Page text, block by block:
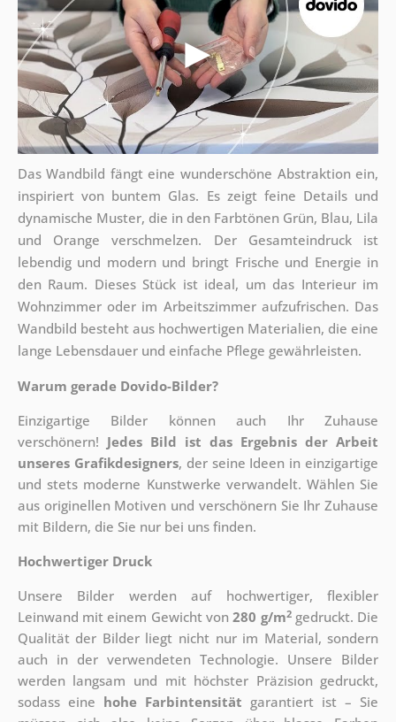
Das Wandbild fängt eine wunderschöne Abstraktion ein,
inspiriert von buntem Glas. Es zeigt feine Details und
dynamische Muster, die in den Farbtönen Grün, Blau, Lila
und Orange verschmelzen. Der Gesamteindruck ist
lebendig und modern und bringt Frische und Energie in
den Raum. Dieses Stück ist ideal, um das Interieur im
Wohnzimmer oder im Arbeitszimmer aufzufrischen. Das
Wandbild besteht aus hochwertigen Materialien, die eine
lange Lebensdauer und einfache Pflege gewährleisten.
Warum gerade Dovido-Bilder?
Einzigartige Bilder können auch Ihr Zuhause
verschönern! Jedes Bild ist das Ergebnis der Arbeit
unseres Grafikdesigners, der seine Ideen in einzigartige
und stets moderne Kunstwerke verwandelt. Wählen Sie
aus originellen Motiven und verschönern Sie Ihr Zuhause
mit Bildern, die Sie nur bei uns finden.
Hochwertiger Druck
Unsere Bilder werden auf hochwertiger, flexibler
Leinwand mit einem Gewicht von280 g/m2gedruckt. Die
Qualität der Bilder liegt nicht nur im Material, sondern
auch in der verwendeten Technologie. Unsere Bilder
werden langsam und mit höchster Präzision gedruckt,
sodass eine hohe Farbintensität garantiert ist – Sie